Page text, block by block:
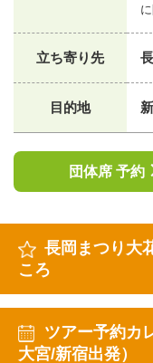
立ち寄り先
目的地
団体席 予約
長岡まつり大
ころ
ツアー予約カ
大宮/新宿出発）